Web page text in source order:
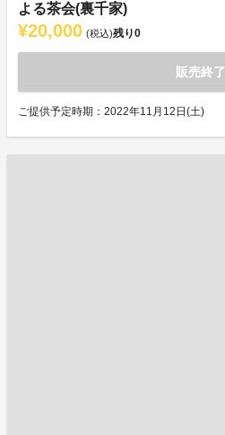
よる茶会(裏千家)
¥20,000 (税込)残り0
販売終了
ご提供予定時期：2022年11月12日(土)